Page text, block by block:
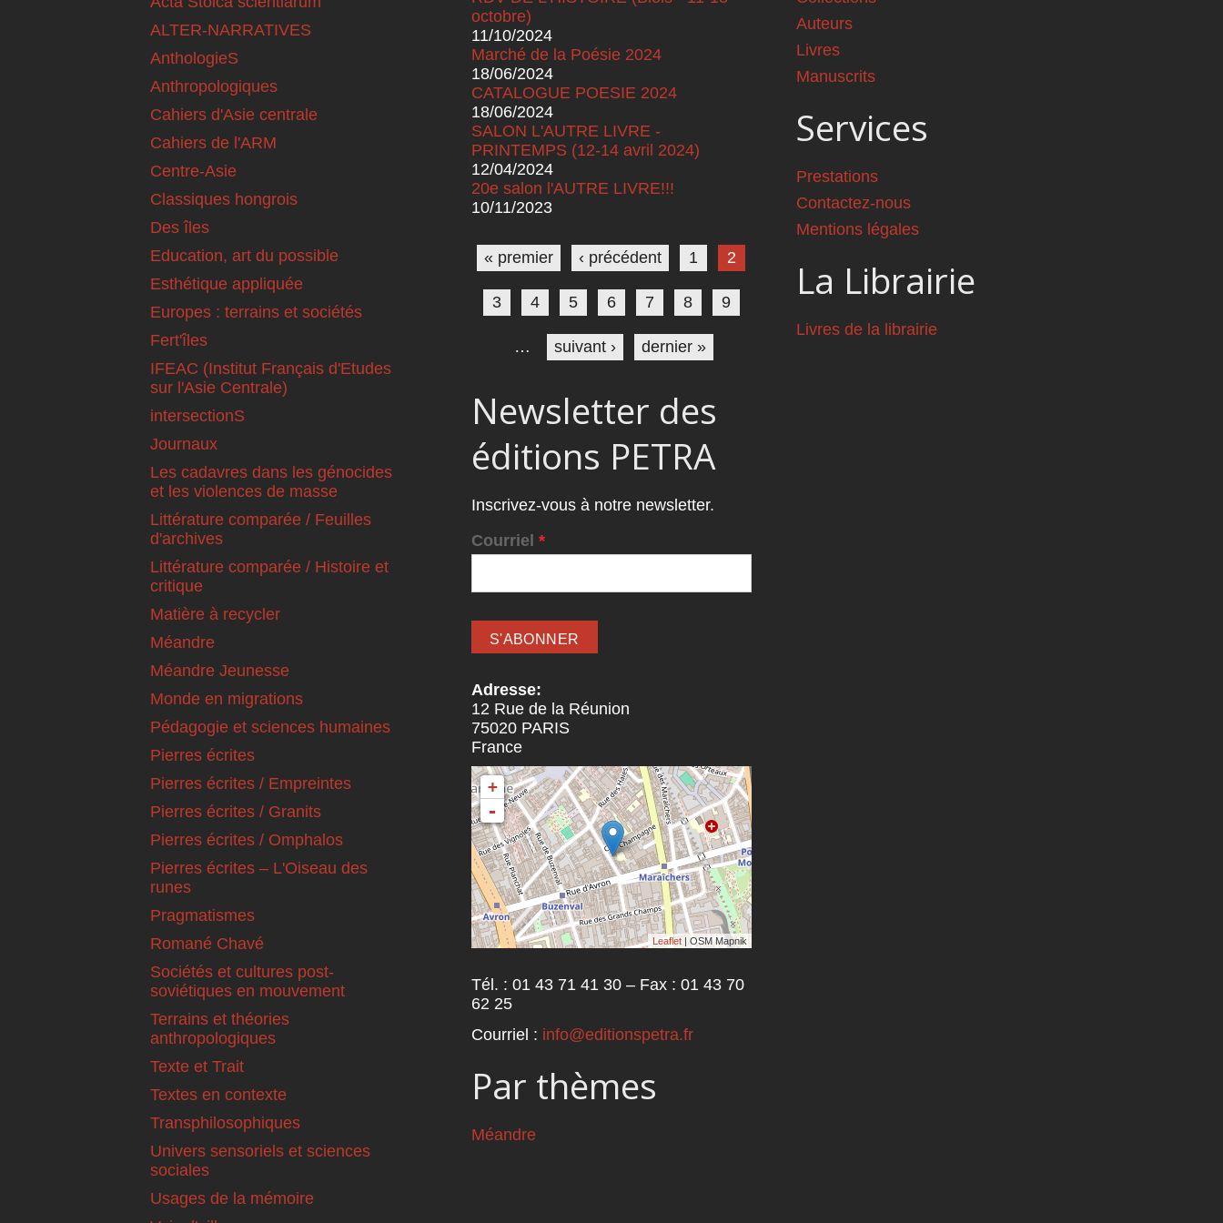
ALTER-NARRATIVES
AnthologieS
Anthropologiques
Cahiers d'Asie centrale
Cahiers de l'ARM
Centre-Asie
Classiques hongrois
Des îles
Education, art du possible
Esthétique appliquée
Europes : terrains et sociétés
Fert'îles
IFEAC (Institut Français d'Etudes
sur l'Asie Centrale)
intersectionS
Journaux
Les cadavres dans les génocides
et les violences de masse
Littérature comparée / Feuilles
d'archives
Littérature comparée / Histoire et
critique
Matière à recycler
Méandre
Méandre Jeunesse
Monde en migrations
Pédagogie et sciences humaines
Pierres écrites
Pierres écrites / Empreintes
Pierres écrites / Granits
Pierres écrites / Omphalos
Pierres écrites – L'Oiseau des
runes
Pragmatismes
Romané Chavé
Sociétés et cultures post-
soviétiques en mouvement
Terrains et théories
anthropologiques
Texte et Trait
Textes en contexte
Transphilosophiques
Univers sensoriels et sciences
sociales
Usages de la mémoire
octobre)
11/10/2024
Marché de la Poésie 2024
18/06/2024
CATALOGUE POESIE 2024
18/06/2024
SALON L'AUTRE LIVRE -
PRINTEMPS (12-14 avril 2024)
12/04/2024
20e salon l'AUTRE LIVRE!!!
10/11/2023
Pages
« premier ‹ précédent 1 2
3 4 5 6 7 8 9
… suivant › dernier »
Newsletter des
éditions PETRA
Inscrivez-vous à notre newsletter.
Courriel *
Adresse:
12 Rue de la Réunion
75020 PARIS
France
+
-
Leaflet | OSM Mapnik
Tél. : 01 43 71 41 30 – Fax : 01 43 70
62 25
Courriel : info@editionspetra.fr
Par thèmes
Méandre
Auteurs
Livres
Manuscrits
Services
Prestations
Contactez-nous
Mentions légales
La Librairie
Livres de la librairie